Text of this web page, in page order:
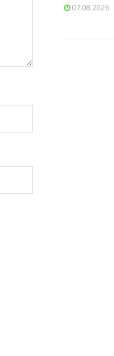
07.08.2026